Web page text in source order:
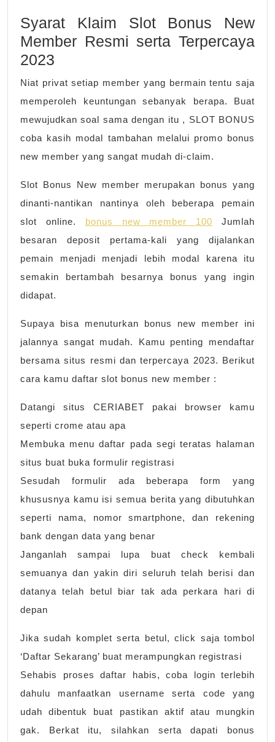
Syarat Klaim Slot Bonus New
Member Resmi serta Terpercaya
2023
Niat privat setiap member yang bermain tentu saja
memperoleh keuntungan sebanyak berapa. Buat
mewujudkan soal sama dengan itu , SLOT BONUS
coba kasih modal tambahan melalui promo bonus
new member yang sangat mudah di-claim.
Slot Bonus New member merupakan bonus yang
dinanti-nantikan nantinya oleh beberapa pemain
slot online. bonus new member 100 Jumlah
besaran deposit pertama-kali yang dijalankan
pemain menjadi menjadi lebih modal karena itu
semakin bertambah besarnya bonus yang ingin
didapat.
Supaya bisa menuturkan bonus new member ini
jalannya sangat mudah. Kamu penting mendaftar
bersama situs resmi dan terpercaya 2023. Berikut
cara kamu daftar slot bonus new member :
Datangi situs CERIABET pakai browser kamu
seperti crome atau apa
Membuka menu daftar pada segi teratas halaman
situs buat buka formulir registrasi
Sesudah formulir ada beberapa form yang
khususnya kamu isi semua berita yang dibutuhkan
seperti nama, nomor smartphone, dan rekening
bank dengan data yang benar
Janganlah sampai lupa buat check kembali
semuanya dan yakin diri seluruh telah berisi dan
datanya telah betul biar tak ada perkara hari di
depan
Jika sudah komplet serta betul, click saja tombol
‘Daftar Sekarang’ buat merampungkan registrasi
Sehabis proses daftar habis, coba login terlebih
dahulu manfaatkan username serta code yang
udah dibentuk buat pastikan aktif atau mungkin
gak. Berkat itu, silahkan serta dapati bonus